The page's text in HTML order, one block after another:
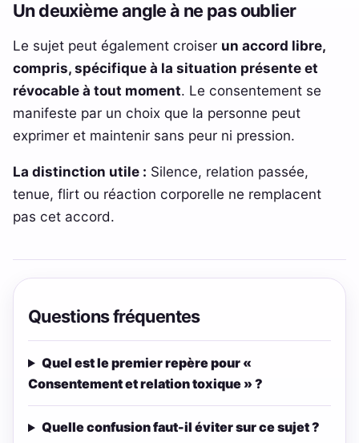
Un deuxième angle à ne pas oublier
Le sujet peut également croiser un accord libre,
compris, spécifique à la situation présente et
révocable à tout moment. Le consentement se
manifeste par un choix que la personne peut
exprimer et maintenir sans peur ni pression.
La distinction utile : Silence, relation passée,
tenue, flirt ou réaction corporelle ne remplacent
pas cet accord.
Questions fréquentes
Quel est le premier repère pour «
Consentement et relation toxique » ?
Quelle confusion faut-il éviter sur ce sujet ?